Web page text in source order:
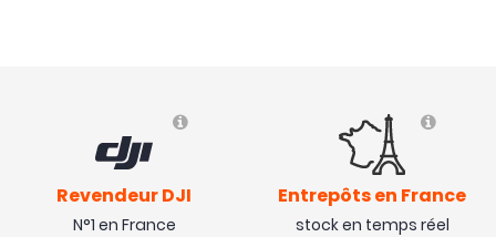
Revendeur DJI
N°1 en France
Entrepôts en France
stock en temps réel